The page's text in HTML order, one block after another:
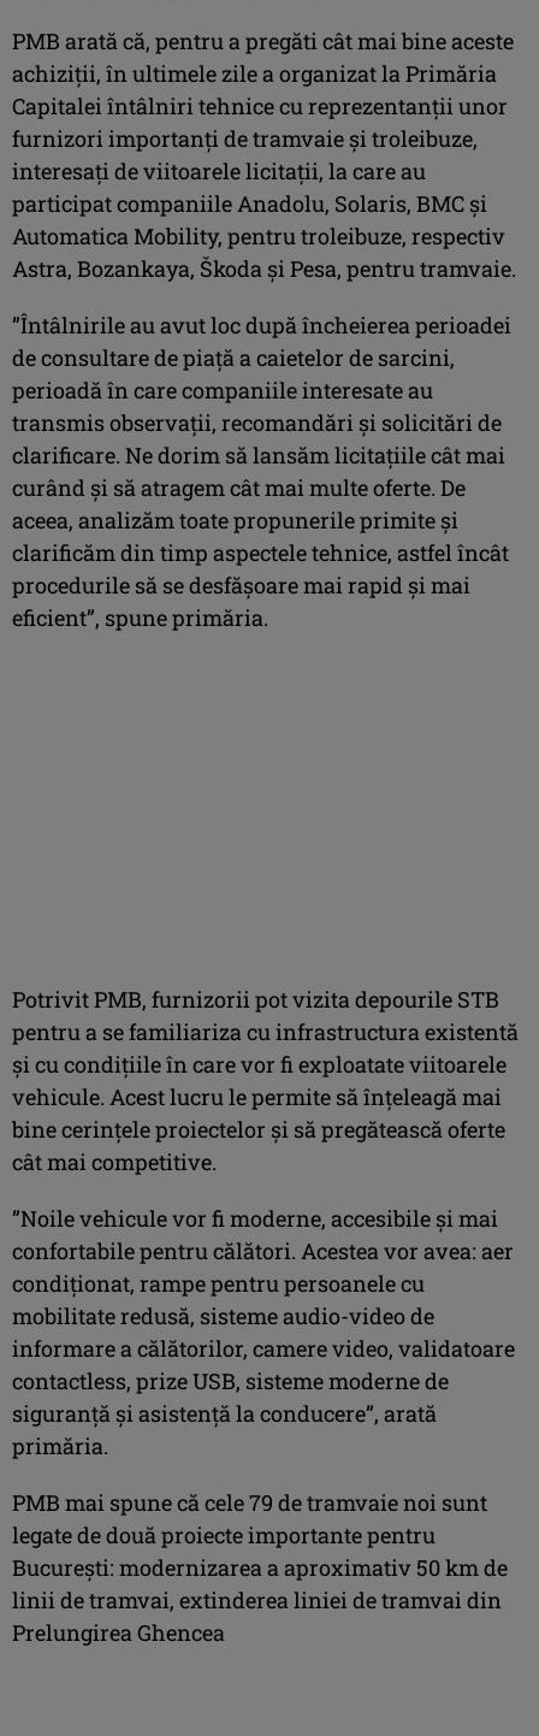
PMB arată că, pentru a pregăti cât mai bine aceste
achiziţii, în ultimele zile a organizat la Primăria
Capitalei întâlniri tehnice cu reprezentanţii unor
furnizori importanţi de tramvaie şi troleibuze,
interesaţi de viitoarele licitaţii, la care au
participat companiile Anadolu, Solaris, BMC şi
Automatica Mobility, pentru troleibuze, respectiv
Astra, Bozankaya, Škoda şi Pesa, pentru tramvaie.
”Întâlnirile au avut loc după încheierea perioadei
de consultare de piaţă a caietelor de sarcini,
perioadă în care companiile interesate au
transmis observaţii, recomandări şi solicitări de
clarificare. Ne dorim să lansăm licitaţiile cât mai
curând şi să atragem cât mai multe oferte. De
aceea, analizăm toate propunerile primite şi
clarificăm din timp aspectele tehnice, astfel încât
procedurile să se desfăşoare mai rapid şi mai
eficient”, spune primăria.
Potrivit PMB, furnizorii pot vizita depourile STB
pentru a se familiariza cu infrastructura existentă
şi cu condiţiile în care vor fi exploatate viitoarele
vehicule. Acest lucru le permite să înţeleagă mai
bine cerinţele proiectelor şi să pregătească oferte
cât mai competitive.
”Noile vehicule vor fi moderne, accesibile şi mai
confortabile pentru călători. Acestea vor avea: aer
condiţionat, rampe pentru persoanele cu
mobilitate redusă, sisteme audio-video de
informare a călătorilor, camere video, validatoare
contactless, prize USB, sisteme moderne de
siguranţă şi asistenţă la conducere”, arată
primăria.
PMB mai spune că cele 79 de tramvaie noi sunt
legate de două proiecte importante pentru
Bucureşti: modernizarea a aproximativ 50 km de
linii de tramvai, extinderea liniei de tramvai din
Prelungirea Ghencea